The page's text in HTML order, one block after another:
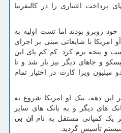
پرداخت اعتباری را در کالیفرنیا
روبرو بودند اما تست اولیه به
امریکا با شایعاتی مبنی بر اجرای
و پنجه نرم کرد. کم کم پای این
و جاهای دیگر نیز باز شد و تا
میلیون ویزا کارت در اختیار تمام
ی 1960 تا اواخر این دهه، بنک او امریکا شروع به
های دیگر و به بانک های سایر
ان‌ بی‌
تأسیس گردید.